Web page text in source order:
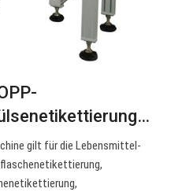
gilt für die Lebensmittel-